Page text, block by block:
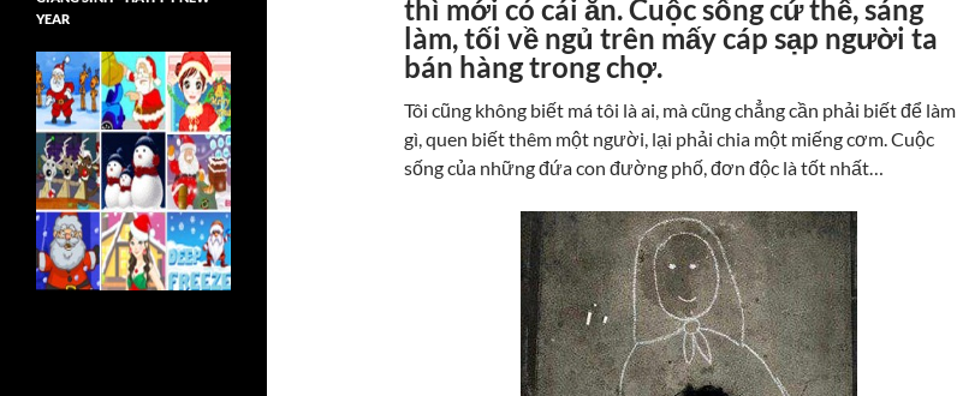
thì mới có cái ăn. Cuộc sống cứ thế, sáng
làm, tối về ngủ trên mấy cáp sạp người ta
bán hàng trong chợ.
Tôi cũng không biết má tôi là ai, mà cũng chẳng cần phải biết để làm
gì, quen biết thêm một người, lại phải chia một miếng cơm. Cuộc
sống của những đứa con đường phố, đơn độc là tốt nhất…
YEAR